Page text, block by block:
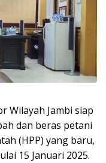
Wilayah Jambi siap
dan beras petani
(HPP) yang baru,
15 Januari 2025.